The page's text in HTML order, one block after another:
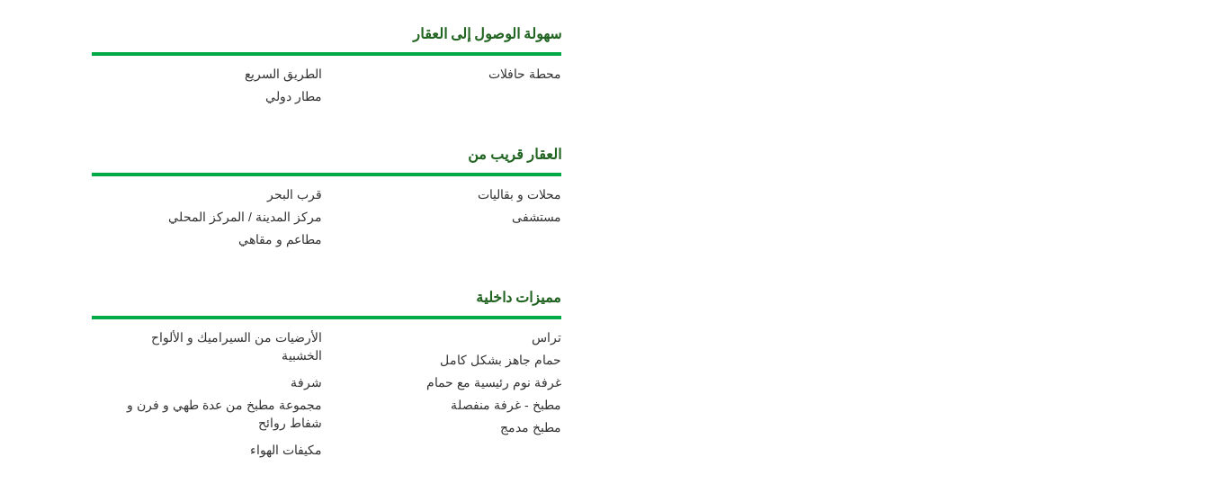
سهولة الوصول إلى العقار
الطريق السريع
محطة حافلات
مطار دولي
العقار قريب من
قرب البحر
محلات و بقاليات
مركز المدينة / المركز المحلي
مستشفى
مطاعم و مقاهي
مميزات داخلية
الأرضيات من السيراميك و الألواح
الخشبية
تراس
حمام جاهز بشكل كامل
شرفة
غرفة نوم رئيسية مع حمام
مجموعة مطبخ من عدة طهي و فرن و
شفاط روائح
مطبخ - غرفة منفصلة
مطبخ مدمج
مكيفات الهواء